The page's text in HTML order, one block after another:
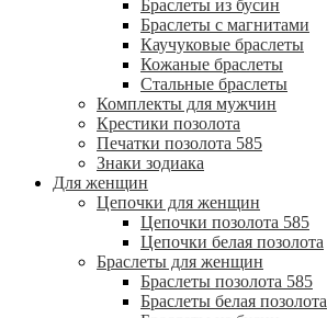
Браслеты из бусин
Браслеты с магнитами
Каучуковые браслеты
Кожаные браслеты
Стальные браслеты
Комплекты для мужчин
Крестики позолота
Печатки позолота 585
Знаки зодиака
Для женщин
Цепочки для женщин
Цепочки позолота 585
Цепочки белая позолота
Браслеты для женщин
Браслеты позолота 585
Браслеты белая позолота